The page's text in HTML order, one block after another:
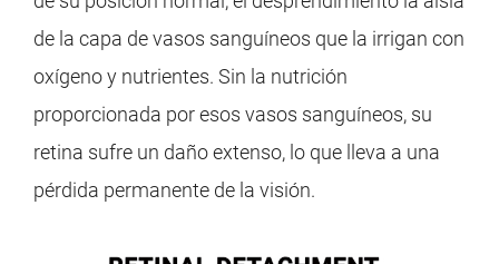
de la capa de vasos sanguíneos que la irrigan con
oxígeno y nutrientes. Sin la nutrición
proporcionada por esos vasos sanguíneos, su
retina sufre un daño extenso, lo que lleva a una
pérdida permanente de la visión.